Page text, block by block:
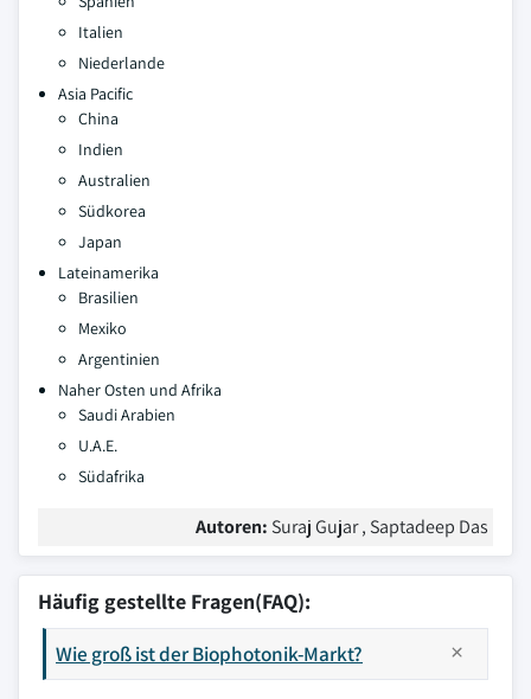
Italien
Niederlande
Asia Pacific
China
Indien
Australien
Südkorea
Japan
Lateinamerika
Brasilien
Mexiko
Argentinien
Naher Osten und Afrika
Saudi Arabien
U.A.E.
Südafrika
Autoren: Suraj Gujar , Saptadeep Das
Häufig gestellte Fragen(FAQ):
Wie groß ist der Biophotonik-Markt?